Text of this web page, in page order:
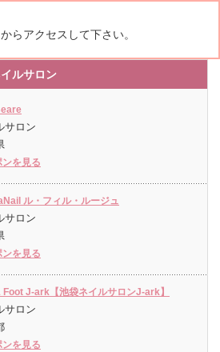
からアクセスして下さい。
ルサロン
サロン
ンを見る
ル・フィル・ルージュ
サロン
ンを見る
Foot J-ark【池袋ネイルサロンJ-ark】
サロン
ンを見る